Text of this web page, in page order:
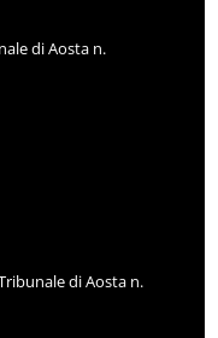
di Aosta n.
di Aosta n.